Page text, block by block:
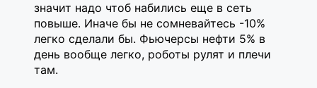
значит надо чтоб набились еще в сеть
повыше. Иначе бы не сомневайтесь -10%
легко сделали бы. Фьючерсы нефти 5% в
день вообще легко, роботы рулят и плечи
там.